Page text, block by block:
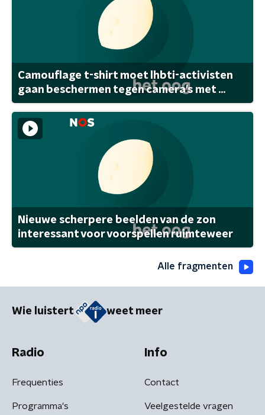
Camouflage t-shirt moet lhbti-activisten
gaan beschermen tegen camera's met ...
Nieuwe scherpere beelden van de zon
interessant voor voorspellen ruimteweer
Alle fragmenten
Wie luistert weet meer
Radio
Frequenties
Programma's
Info
Contact
Veelgestelde vragen